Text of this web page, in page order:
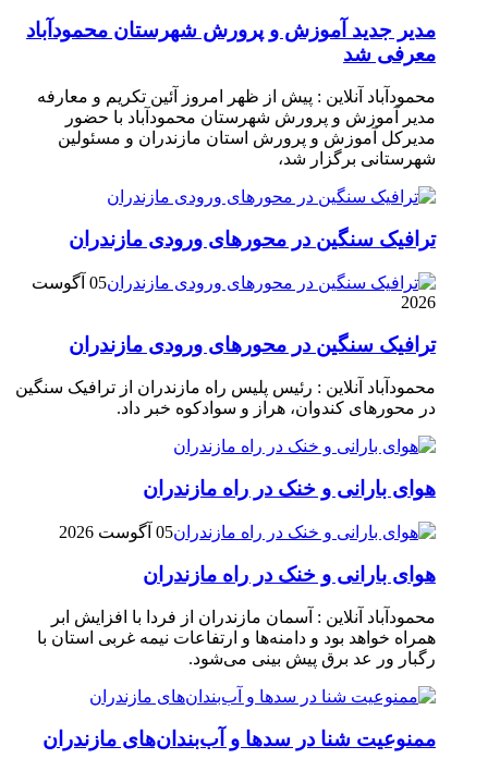
مدیر جدید آموزش و پرورش شهرستان محمودآباد
معرفی شد
محمودآباد آنلاین : پیش از ظهر امروز آئین تکریم و معارفه
مدیر آموزش و پرورش شهرستان محمودآباد با حضور
مدیرکل آموزش و پرورش استان مازندران و مسئولین
شهرستانی برگزار شد،
ترافیک سنگین در محور‌های ورودی مازندران
05 آگوست
2026
ترافیک سنگین در محور‌های ورودی مازندران
محمودآباد آنلاین : رئیس پلیس راه مازندران از ترافیک سنگین
در محور‌های کندوان، هراز و سوادکوه خبر داد.
هوای بارانی و خنک در راه مازندران
05 آگوست 2026
هوای بارانی و خنک در راه مازندران
محمودآباد آنلاین : آسمان مازندران از فردا با افزایش ابر
همراه خواهد بود و دامنه‌ها و ارتفاعات نیمه غربی استان با
رگبار ور عد برق پیش بینی می‌شود.
ممنوعیت شنا در سدها و آب‌بندان‌‌های مازندران